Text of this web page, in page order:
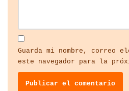
Guarda mi nombre, correo
este navegador para la